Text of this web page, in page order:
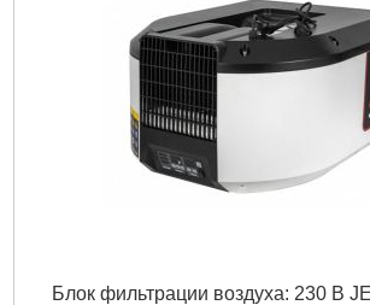
Блок фильтрации воздуха: 230 В